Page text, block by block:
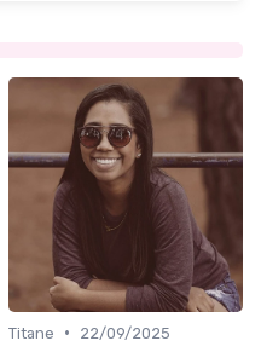
Titane •
22/09/2025